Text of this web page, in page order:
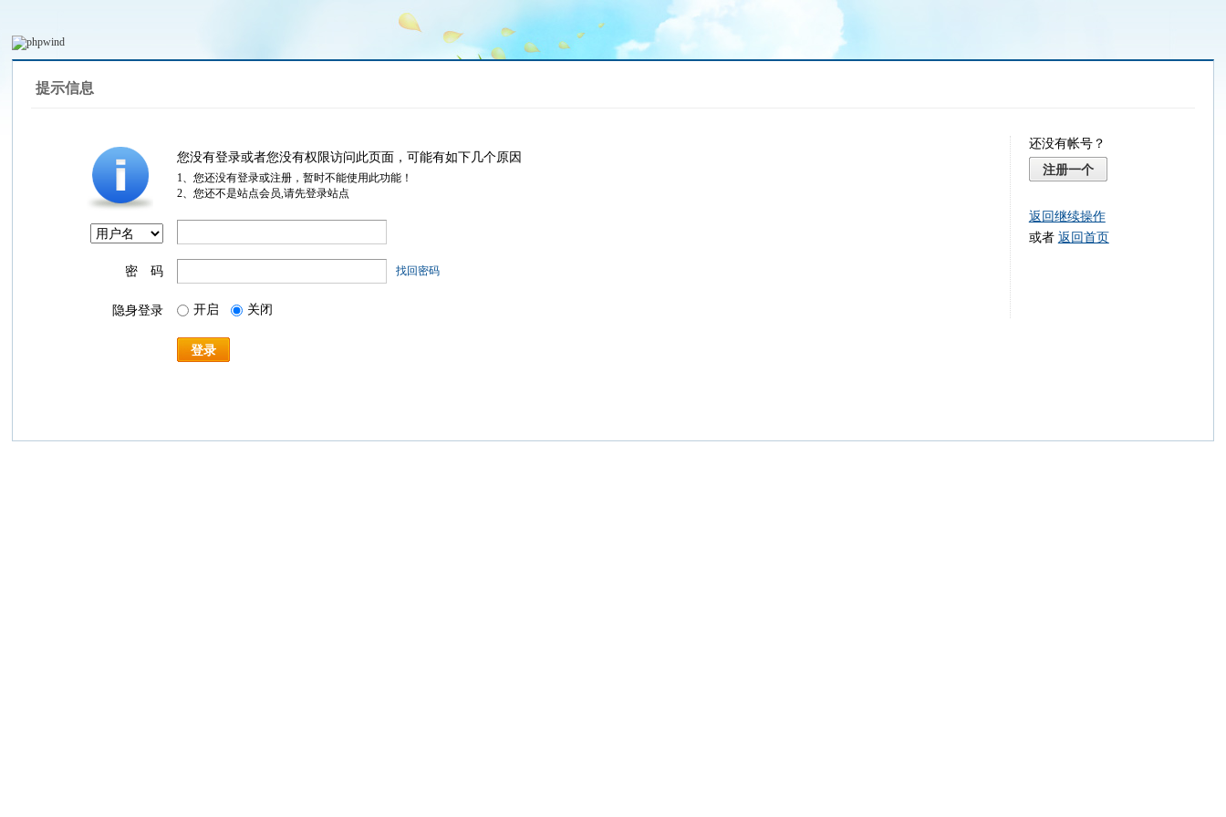
提示信息
您没有登录或者您没有权限访问此页面，可能有如下几个原因
1、您还没有登录或注册，暂时不能使用此功能！
2、您还不是站点会员,请先登录站点
密 码 找回密码
隐身登录 开启 关闭
登录
还没有帐号？
注册一个
返回继续操作
或者 返回首页